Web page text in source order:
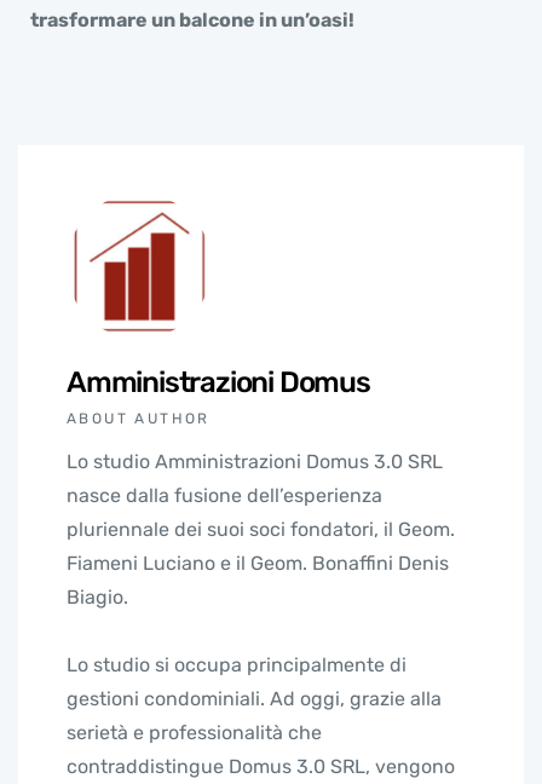
trasformare un balcone in un’oasi!
Amministrazioni Domus
ABOUT AUTHOR
Lo studio Amministrazioni Domus 3.0 SRL
nasce dalla fusione dell’esperienza
pluriennale dei suoi soci fondatori, il Geom.
Fiameni Luciano e il Geom. Bonaffini Denis
Biagio.
Lo studio si occupa principalmente di
gestioni condominiali. Ad oggi, grazie alla
serietà e professionalità che
contraddistingue Domus 3.0 SRL, vengono